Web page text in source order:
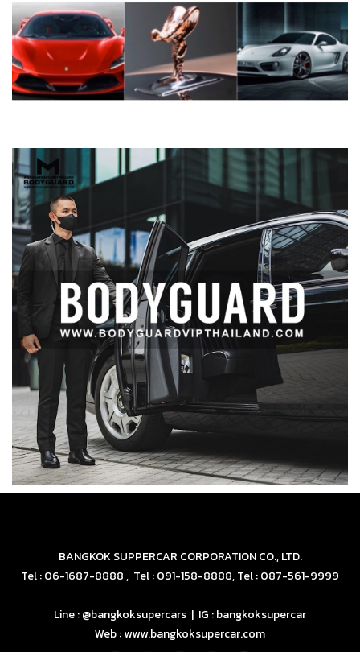
BANGKOK SUPPERCAR CORPORATION CO., LTD.
Tel : 06-1687-8888 , Tel : 091-158-8888, Tel : 087-561-9999
Line : @bangkoksupercars | IG : bangkoksupercar
Web : www.bangkoksupercar.com